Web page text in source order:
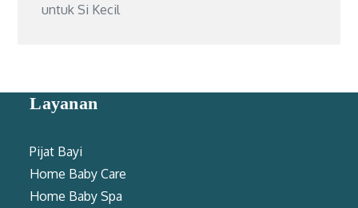
untuk Si Kecil
Layanan
Pijat Bayi
Home Baby Care
Home Baby Spa